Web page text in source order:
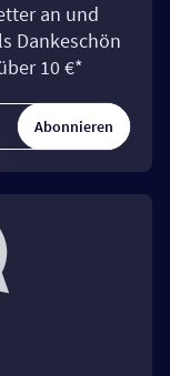
an und
Dankeschön
10 €*
Abonnieren